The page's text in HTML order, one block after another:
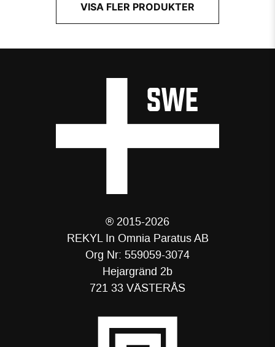
VISA FLER PRODUKTER
® 2015-2026
REKYL In Omnia Paratus AB
Org Nr: 559059-3074
Hejargränd 2b
721 33 VÄSTERÅS